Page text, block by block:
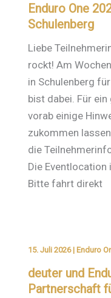
Enduro One
Schulenberg
Liebe
rockt! Am
in Schulenberg
bist dabei. Für
vorab einige
zukommen
die
Die
Bitte fahrt direkt
15. Juli 2026 | Enduro
deuter und
Partnerschaft